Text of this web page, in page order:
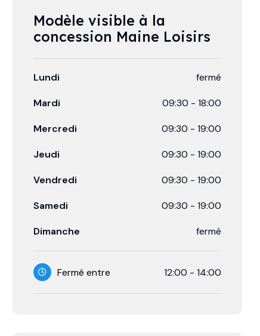
Modèle visible à la
concession Maine Loisirs
Lundi fermé
Mardi 09:30 - 18:00
Mercredi 09:30 - 19:00
Jeudi 09:30 - 19:00
Vendredi 09:30 - 19:00
Samedi 09:30 - 19:00
Dimanche fermé
Fermé entre 12:00 - 14:00